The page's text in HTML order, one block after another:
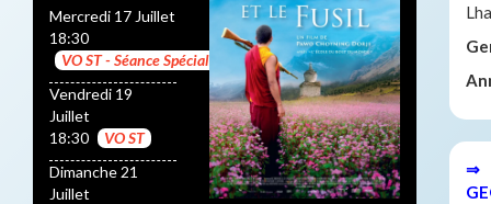
Mercredi 17 Juillet
18:30
VO ST - Séance Spéciale
Vendredi 19
Juillet
18:30
VO ST
Dimanche 21
Juillet
⇒